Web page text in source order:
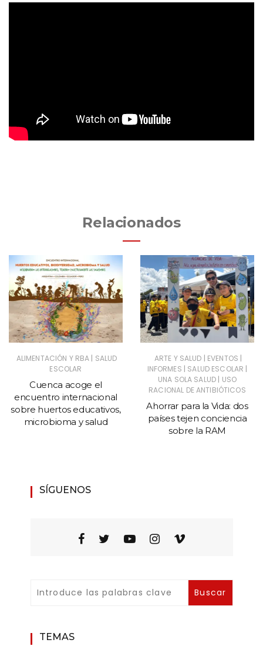
Relacionados
ALIMENTACIÓN Y RBA | SALUD
ESCOLAR
Cuenca acoge el
encuentro internacional
sobre huertos educativos,
microbioma y salud
ARTE Y SALUD | EVENTOS |
INFORMES | SALUD ESCOLAR |
UNA SOLA SALUD | USO
RACIONAL DE ANTIBIÓTICOS
Ahorrar para la Vida: dos
países tejen conciencia
sobre la RAM
SÍGUENOS
TEMAS